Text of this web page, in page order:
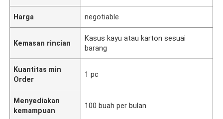
Harga negotiable
Kemasan rincian
Kasus kayu atau karton sesuai
barang
Kuantitas min
Order
1 pc
Menyediakan
kemampuan
100 buah per bulan